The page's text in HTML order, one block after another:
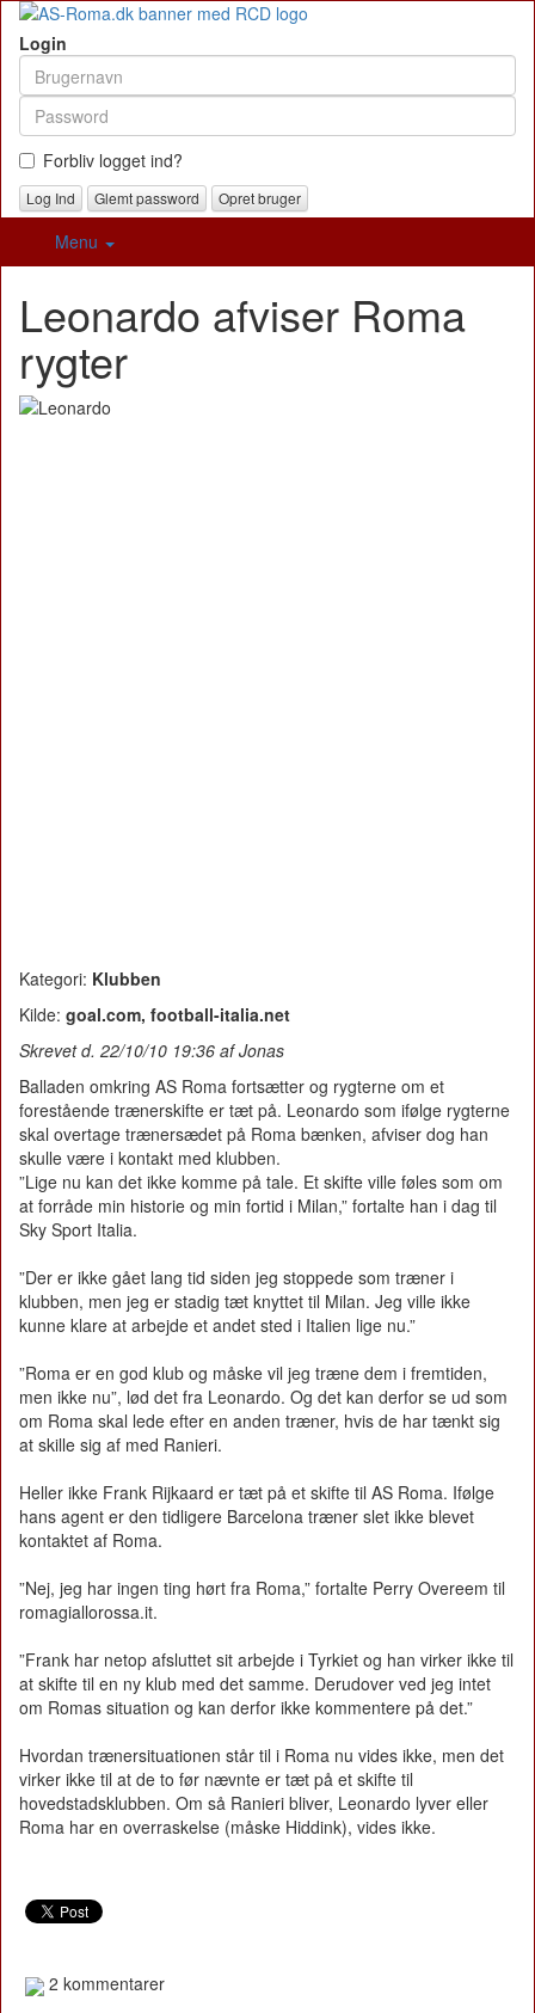
Login
Forbliv logget ind?
Glemt password Opret bruger
Menu
Leonardo afviser Roma
rygter
Kategori: Klubben
Kilde: goal.com, football-italia.net
Skrevet d. 22/10/10 19:36 af Jonas
Balladen omkring AS Roma fortsætter og rygterne om et
forestående trænerskifte er tæt på. Leonardo som ifølge rygterne
skal overtage trænersædet på Roma bænken, afviser dog han
skulle være i kontakt med klubben.
”Lige nu kan det ikke komme på tale. Et skifte ville føles som om
at forråde min historie og min fortid i Milan,” fortalte han i dag til
Sky Sport Italia.
”Der er ikke gået lang tid siden jeg stoppede som træner i
klubben, men jeg er stadig tæt knyttet til Milan. Jeg ville ikke
kunne klare at arbejde et andet sted i Italien lige nu.”
”Roma er en god klub og måske vil jeg træne dem i fremtiden,
men ikke nu”, lød det fra Leonardo. Og det kan derfor se ud som
om Roma skal lede efter en anden træner, hvis de har tænkt sig
at skille sig af med Ranieri.
Heller ikke Frank Rijkaard er tæt på et skifte til AS Roma. Ifølge
hans agent er den tidligere Barcelona træner slet ikke blevet
kontaktet af Roma.
”Nej, jeg har ingen ting hørt fra Roma,” fortalte Perry Overeem til
romagiallorossa.it.
”Frank har netop afsluttet sit arbejde i Tyrkiet og han virker ikke til
at skifte til en ny klub med det samme. Derudover ved jeg intet
om Romas situation og kan derfor ikke kommentere på det.”
Hvordan trænersituationen står til i Roma nu vides ikke, men det
virker ikke til at de to før nævnte er tæt på et skifte til
hovedstadsklubben. Om så Ranieri bliver, Leonardo lyver eller
Roma har en overraskelse (måske Hiddink), vides ikke.
2 kommentarer